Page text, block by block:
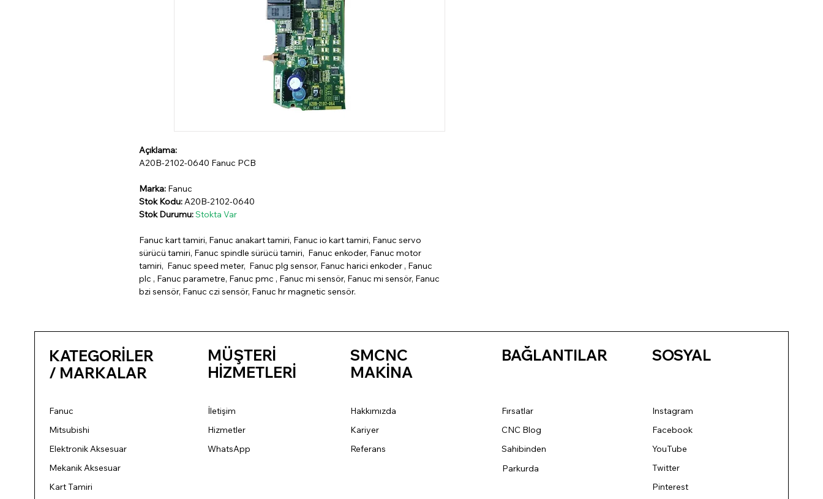
Açıklama:
A20B-2102-0640 Fanuc PCB
Marka: Fanuc
Stok Kodu:A20B-2102-0640
Stok Durumu:Stokta Var
Fanuc kart tamiri, Fanuc anakart tamiri, Fanuc io kart tamiri, Fanuc servo
sürücü tamiri, Fanuc spindle sürücü tamiri, Fanuc enkoder, Fanuc motor
tamiri, Fanuc speed meter, Fanuc plg sensor, Fanuc harici enkoder , Fanuc
plc , Fanuc parametre, Fanuc pmc , Fanuc mi sensör, Fanuc mi sensör, Fanuc
bzi sensör, Fanuc czi sensör, Fanuc hr magnetic sensör.
KATEGORİLER
/ MARKALAR
Fanuc
Mitsubishi
Elektronik Aksesuar
Mekanik Aksesuar
Kart Tamiri
MÜŞTERİ
HİZMETLERİ
İletişim
Hizmetler
WhatsApp
SMCNC
MAKİNA
Hakkımızda
Kariyer
Referans
BAĞLANTILAR
Fırsatlar
CNC Blog
Sahibinden
Parkurda
SOSYAL
Instagram
Facebook
YouTube
Twitter
Pinterest